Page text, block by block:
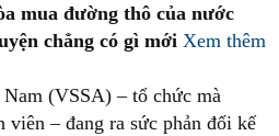
mua đường thô của nước
chẳng có gì mới Xem thêm
(VSSA) – tổ chức mà
– đang ra sức phản đối kế